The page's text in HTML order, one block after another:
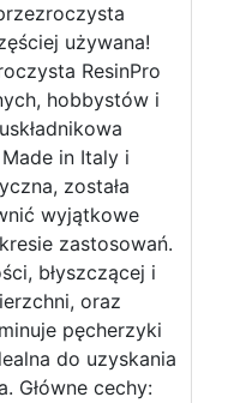
używana!
ResinPro
hobbystów i
in Italy i
została
wyjątkowe
zastosowań.
błyszczącej i
oraz
pęcherzyki
do uzyskania
Główne cechy: